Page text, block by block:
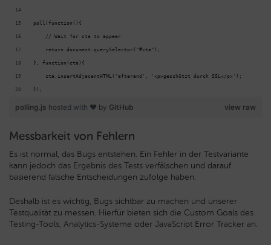
poll(function(){
    // Wait for cta to appear
    return document.querySelector("#cta");
}, function(cta){
    cta.insertAdjacentHTML('afterend', '<p>geschützt durch SSL</p>');
});
view raw
polling.js hosted with ❤ by GitHub
Messbarkeit von Fehlern
Es ist normal, das Bugs entstehen. Ein Fehler in der Testvariante
kann jedoch das Ergebnis des Tests verfälschen und darauf
basierend falsche Entscheidungen zufolge haben.
Deshalb ist es wichtig, Bugs sichtbar zu machen und unserer
Testqualität zu messen. Hierfür bieten sich die Custom Goals des
Testing-Tools, Analytics-Systeme oder JavaScript Error Tracker an.